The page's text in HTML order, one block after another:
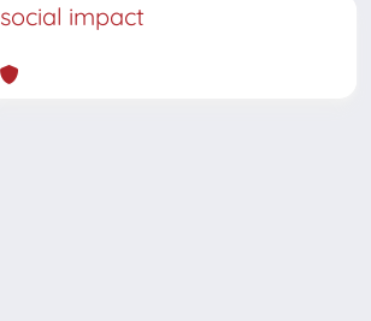
social impact